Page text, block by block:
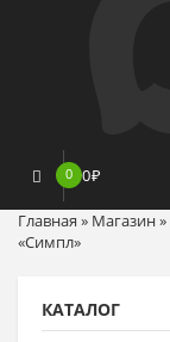
0 0₽
Главная » Магазин»
«Симпл»
КАТАЛОГ